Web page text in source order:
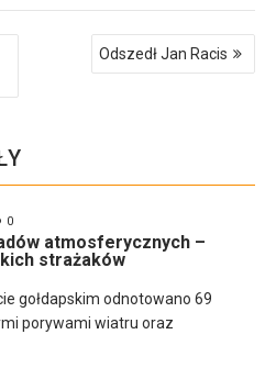
Odszedł Jan Racis
0
atmosferycznych –
strażaków
gołdapskim odnotowano 69
porywami wiatru oraz